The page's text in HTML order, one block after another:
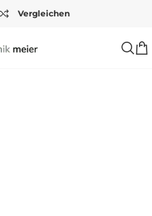
Vergleichen